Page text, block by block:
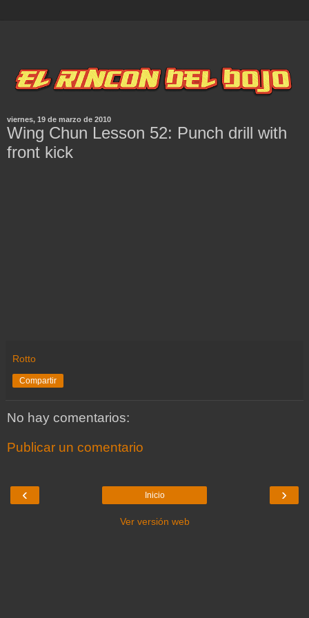
viernes, 19 de marzo de 2010
Wing Chun Lesson 52: Punch drill with
front kick
Rotto
Compartir
No hay comentarios:
Publicar un comentario
‹ ›
Inicio
Ver versión web